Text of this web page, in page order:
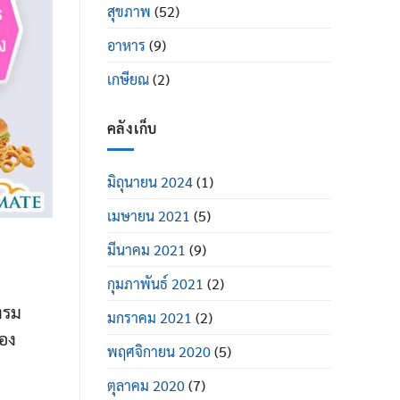
ม
ง
สุขภาพ (52)
อาหาร (9)
เกษียณ(2)
คลังเก็บ
มิถุนายน 2024(1)
เมษายน 2021 (5)
มีนาคม 2021 (9)
กุมภาพันธ์ 2021 (2)
มกราคม 2021 (2)
พฤศจิกายน 2020(5)
ตุลาคม 2020(7)